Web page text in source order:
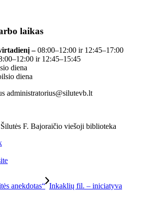
laikas
–08:00–12:00 ir 12:45–17:00
ir 12:45–15:45
diena
diena
administratorius@silutevb.lt
F. Bajoraičio viešoji biblioteka
anekdotas“ Inkaklių fil. – iniciatyva